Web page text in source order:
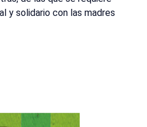
y solidario con las madres